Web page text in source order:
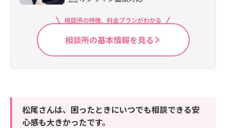
相談所の特徴、料金プランがわかる
相談所の基本情報を見る
松尾さんは、困ったときにいつでも相談できる安
心感も大きかったです。